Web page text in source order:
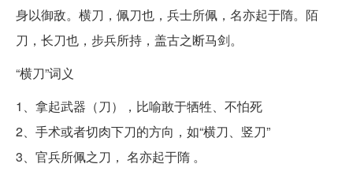
身以御敌。横刀，佩刀也，兵士所佩，名亦起于隋。陌
刀，长刀也，步兵所持，盖古之断马剑。
“横刀”词义
1、拿起武器（刀），比喻敢于牺牲、不怕死
2、手术或者切肉下刀的方向，如“横刀、竖刀”
3、官兵所佩之刀， 名亦起于隋 。